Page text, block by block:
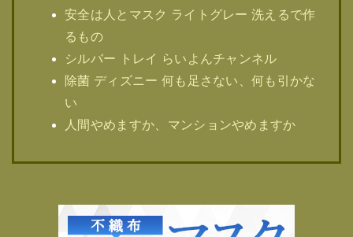
安全は人とマスク ライトグレー 洗えるで作
るもの
シルバー トレイ らいよんチャンネル
除菌 ディズニー 何も足さない、何も引かな
い
人間やめますか、マンションやめますか